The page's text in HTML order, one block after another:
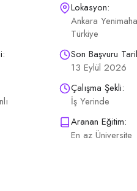
günlük
Lokasyon:
Ankara
Türkiye
Son Başvuru
13 Eylül 2026
Çalışma Şekli:
İş Yerinde
Aranan Eğitim:
En az Üniversite